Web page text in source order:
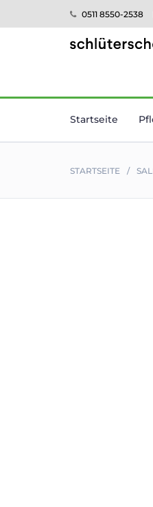
0511 8550-2538
Startseite
STARTSEITE